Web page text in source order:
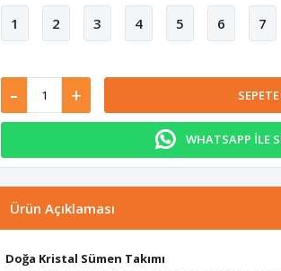
1 2 3 4 5 6 7
- +
WHATSAPP İLE
Ürün Açıklaması
Doğa Kristal Sümen Takımı